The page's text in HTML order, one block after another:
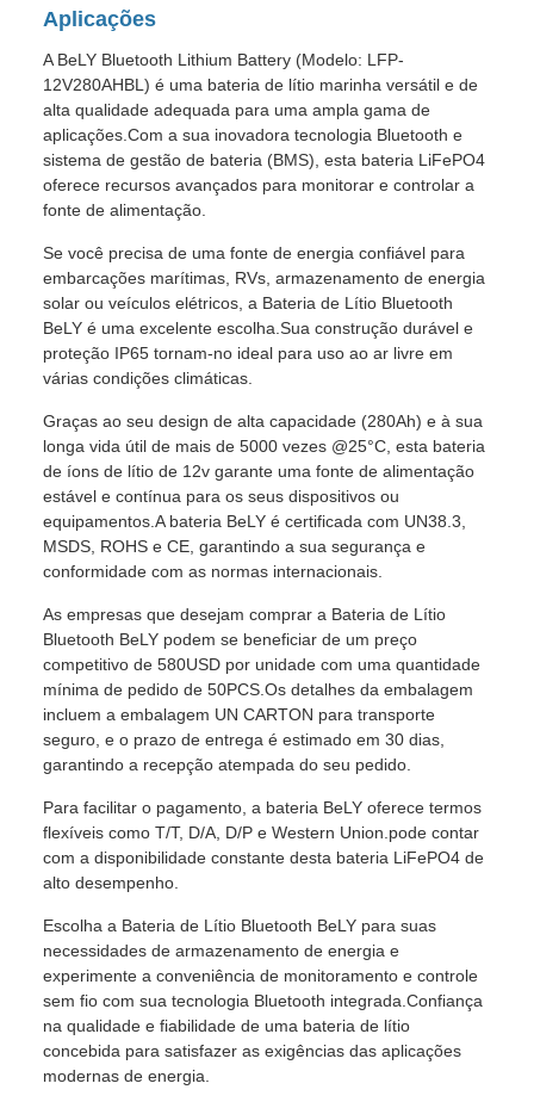
Aplicações
A BeLY Bluetooth Lithium Battery (Modelo: LFP-
12V280AHBL) é uma bateria de lítio marinha versátil e de
alta qualidade adequada para uma ampla gama de
aplicações.Com a sua inovadora tecnologia Bluetooth e
sistema de gestão de bateria (BMS), esta bateria LiFePO4
oferece recursos avançados para monitorar e controlar a
fonte de alimentação.
Se você precisa de uma fonte de energia confiável para
embarcações marítimas, RVs, armazenamento de energia
solar ou veículos elétricos, a Bateria de Lítio Bluetooth
BeLY é uma excelente escolha.Sua construção durável e
proteção IP65 tornam-no ideal para uso ao ar livre em
várias condições climáticas.
Graças ao seu design de alta capacidade (280Ah) e à sua
longa vida útil de mais de 5000 vezes @25°C, esta bateria
de íons de lítio de 12v garante uma fonte de alimentação
estável e contínua para os seus dispositivos ou
equipamentos.A bateria BeLY é certificada com UN38.3,
MSDS, ROHS e CE, garantindo a sua segurança e
conformidade com as normas internacionais.
As empresas que desejam comprar a Bateria de Lítio
Bluetooth BeLY podem se beneficiar de um preço
competitivo de 580USD por unidade com uma quantidade
mínima de pedido de 50PCS.Os detalhes da embalagem
incluem a embalagem UN CARTON para transporte
seguro, e o prazo de entrega é estimado em 30 dias,
garantindo a recepção atempada do seu pedido.
Para facilitar o pagamento, a bateria BeLY oferece termos
flexíveis como T/T, D/A, D/P e Western Union.pode contar
com a disponibilidade constante desta bateria LiFePO4 de
alto desempenho.
Escolha a Bateria de Lítio Bluetooth BeLY para suas
necessidades de armazenamento de energia e
experimente a conveniência de monitoramento e controle
sem fio com sua tecnologia Bluetooth integrada.Confiança
na qualidade e fiabilidade de uma bateria de lítio
concebida para satisfazer as exigências das aplicações
modernas de energia.